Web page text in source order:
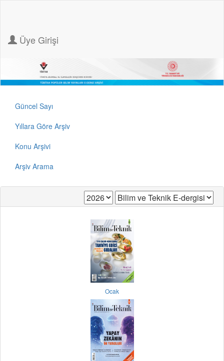
Üye Girişi
Güncel Sayı
Yıllara Göre Arşiv
Konu Arşivi
Arşiv Arama
Ocak